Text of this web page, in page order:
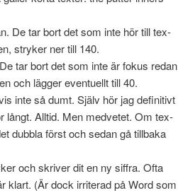
De tar bort det som inte hör till tex­
stryker ner till 140.
tar bort det som inte är fokus redan
och läg­ger eventuellt till 40.
inte så dumt. Själv hör jag defin­i­tivt
långt. Alltid. Men med­vetet. Om tex­
dub­bla först och sedan gå till­baka
och skriver dit en ny siffra. Ofta
klart. (Är dock irrit­erad på Word som